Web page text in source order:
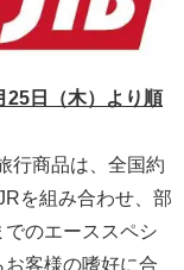
日（木）より順
行商品は、全国約
を組み合わせ、部
のエーススペシ
客様の嗜好に合